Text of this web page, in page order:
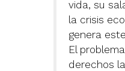
vida, su
la crisis
genera
El
derechos